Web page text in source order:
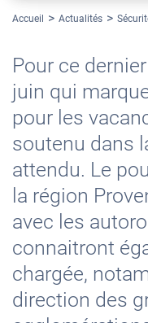
Accueil Actualités
Pour ce
juin qui
pour les
soutenu dans
attendu. Le
la région
avec les
connaitront
chargée,
direction des